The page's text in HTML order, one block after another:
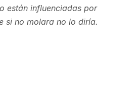
están influenciadas por
si no molara no lo diría.